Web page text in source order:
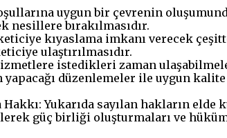
uygun bir çevrenin
nesillere bırakılmasıdır.
kıyaslama imkanı verecek
ulaştırılmasıdır.
istedikleri zaman
düzenlemeler ile uygun
Yukarıda sayılan hakların
güç birliği oluşturmaları ve